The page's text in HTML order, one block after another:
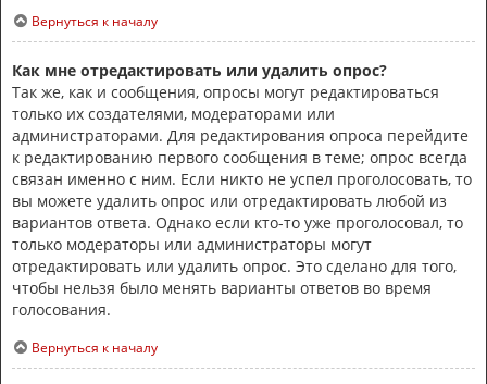
Вернуться к началу
Как мне отредактировать или удалить опрос?
Так же, как и сообщения, опросы могут редактироваться
только их создателями, модераторами или
администраторами. Для редактирования опроса перейдите
к редактированию первого сообщения в теме; опрос всегда
связан именно с ним. Если никто не успел проголосовать, то
вы можете удалить опрос или отредактировать любой из
вариантов ответа. Однако если кто-то уже проголосовал, то
только модераторы или администраторы могут
отредактировать или удалить опрос. Это сделано для того,
чтобы нельзя было менять варианты ответов во время
голосования.
Вернуться к началу